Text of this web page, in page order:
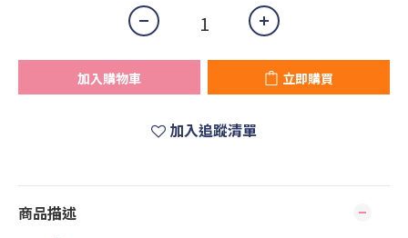
加入購物車 立即購買
加入追蹤清單
商品描述